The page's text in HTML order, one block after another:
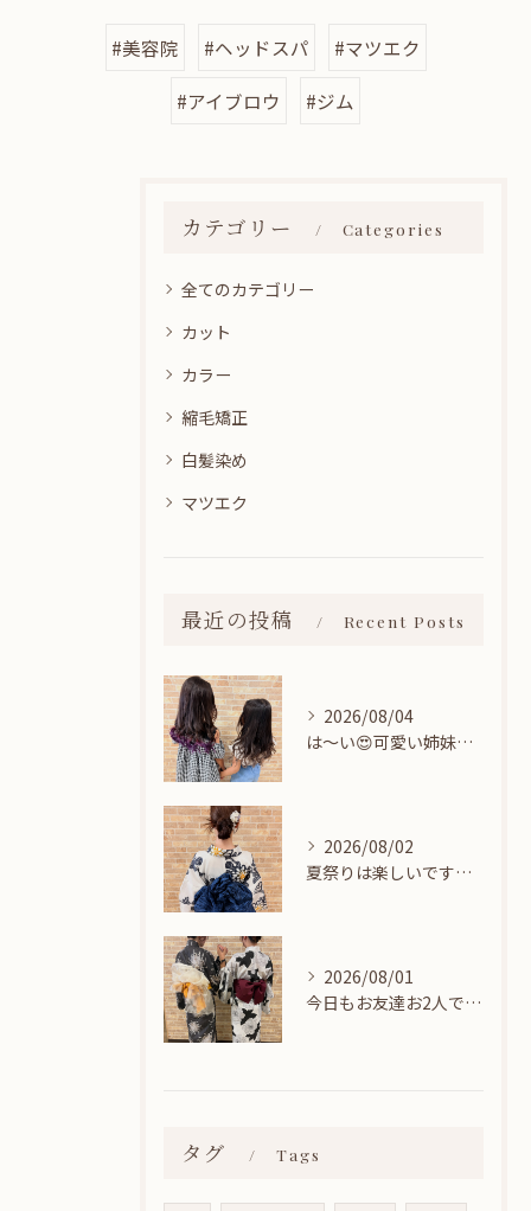
#美容院 #ヘッドスパ #マツエク
#アイブロウ #ジム
カテゴリー Categories
全てのカテゴリー
カット
カラー
縮毛矯正
白髪染め
マツエク
最近の投稿 Recent Posts
2026/08/04
は〜い😍可愛い姉妹ちゃん👭
2026/08/02
夏祭りは楽しいですね👘
2026/08/01
今日もお友達お2人でヘアセットに来てくれました🎀
タグ Tags